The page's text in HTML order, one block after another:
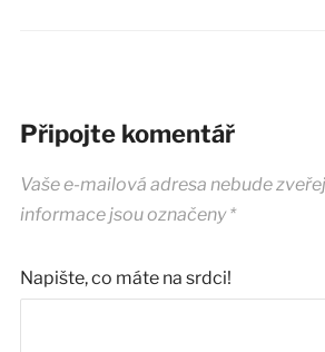
Připojte komentář
Vaše e-mailová adresa nebude
informace jsou označeny*
Napište, co máte na srdci!